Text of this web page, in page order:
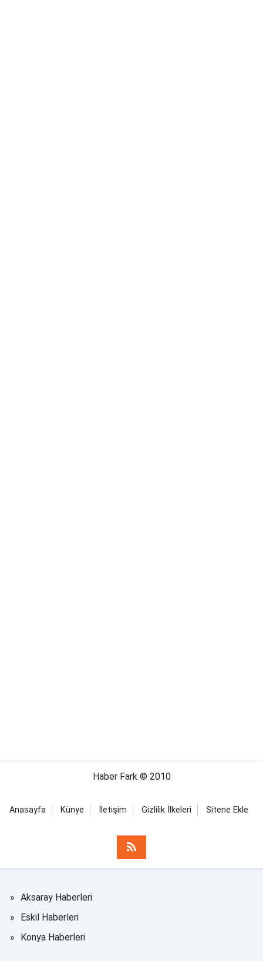
Haber Fark © 2010
Anasayfa Künye İletişim Gizlilik İlkeleri Sitene Ekle
Aksaray Haberleri
Eskil Haberleri
Konya Haberleri